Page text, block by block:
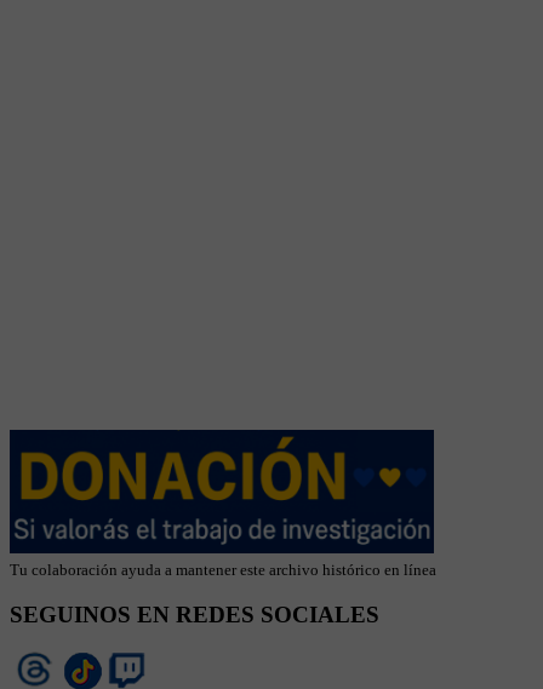
Tu colaboración ayuda a mantener este archivo histórico en línea
SEGUINOS EN REDES SOCIALES